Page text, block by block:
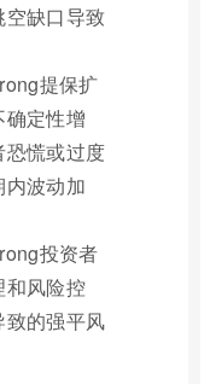
缺口导致
提保扩
定性增
恐慌或过度
内波动加
投资者
和风险控
的强平风